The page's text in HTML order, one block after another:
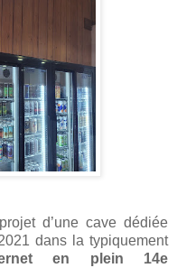
d’une cave dédiée
dans la typiquement
en plein 14e